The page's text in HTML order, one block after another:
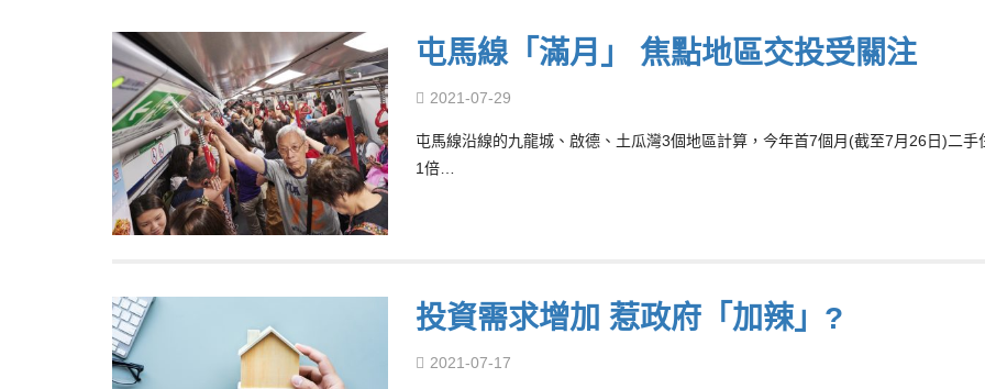
屯馬線「滿月」 焦點地區交投受關注
2021-07-29
屯馬線沿線的九龍城、啟德、土瓜灣3個地區計算，今年首7個月(截至7月26日)二
1倍…
投資需求增加 惹政府「加辣」?
2021-07-17